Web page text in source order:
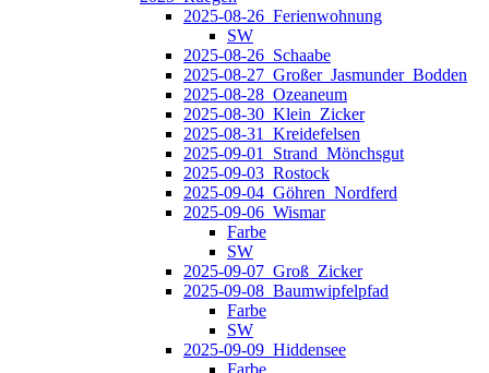
2025-08-26_Ferienwohnung
SW
2025-08-26_Schaabe
2025-08-27_Großer_Jasmunder_Bodden
2025-08-28_Ozeaneum
2025-08-30_Klein_Zicker
2025-08-31_Kreidefelsen
2025-09-01_Strand_Mönchsgut
2025-09-03_Rostock
2025-09-04_Göhren_Nordferd
2025-09-06_Wismar
Farbe
SW
2025-09-07_Groß_Zicker
2025-09-08_Baumwipfelpfad
Farbe
SW
2025-09-09_Hiddensee
Farbe